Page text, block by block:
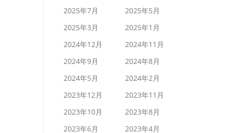
2025年7月
2025年5月
2025年3月
2025年1月
2024年12月
2024年11月
2024年9月
2024年8月
2024年5月
2024年2月
2023年12月
2023年11月
2023年10月
2023年8月
2023年6月
2023年4月